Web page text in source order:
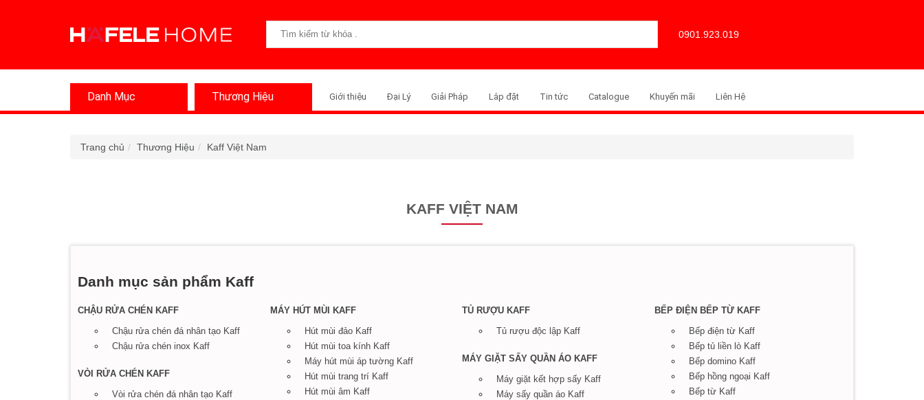
0901.923.019
Danh Mục Thương Hiệu Giới thiệu Đại Lý Giải Pháp Lắp đặt Tin tức Catalogue Khuyến mãi Liên Hệ
Trang chủ Thương Hiệu Kaff Việt Nam
KAFF VIỆT NAM
Danh mục sản phẩm Kaff
CHẬU RỬA CHÉN KAFF
Chậu rửa chén đá nhân tạo Kaff
Chậu rửa chén inox Kaff
VÒI RỬA CHÉN KAFF
Vòi rửa chén đá nhân tạo Kaff
MÁY HÚT MÙI KAFF
Hút mùi đảo Kaff
Hút mùi toa kính Kaff
Máy hút mùi áp tường Kaff
Hút mùi trang trí Kaff
Hút mùi âm Kaff
TỦ RƯỢU KAFF
Tủ rượu độc lập Kaff
MÁY GIẶT SẤY QUẦN ÁO KAFF
Máy giặt kết hợp sấy Kaff
Máy sấy quần áo Kaff
BẾP ĐIỆN BẾP TỪ KAFF
Bếp điện từ Kaff
Bếp tủ liền lò Kaff
Bếp domino Kaff
Bếp hồng ngoại Kaff
Bếp từ Kaff